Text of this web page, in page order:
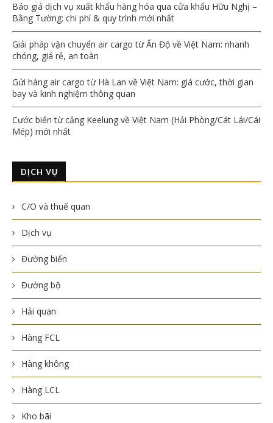
Báo giá dịch vụ xuất khẩu hàng hóa qua cửa khẩu Hữu Nghị –
Bằng Tường: chi phí & quy trình mới nhất
Giải pháp vận chuyển air cargo từ Ấn Độ về Việt Nam: nhanh
chóng, giá rẻ, an toàn
Gửi hàng air cargo từ Hà Lan về Việt Nam: giá cước, thời gian
bay và kinh nghiệm thông quan
Cước biển từ cảng Keelung về Việt Nam (Hải Phòng/Cát Lái/Cái
Mép) mới nhất
DỊCH VỤ
C/O và thuế quan
Dịch vụ
Đường biển
Đường bộ
Hải quan
Hàng FCL
Hàng không
Hàng LCL
Kho bãi